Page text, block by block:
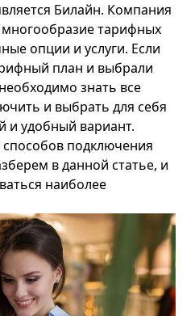
Билайн. Компания
тарифных
опции и услуги. Если
план и выбрали
знать все
и выбрать для себя
и удобный вариант.
подключения
в данной статье, и
наиболее